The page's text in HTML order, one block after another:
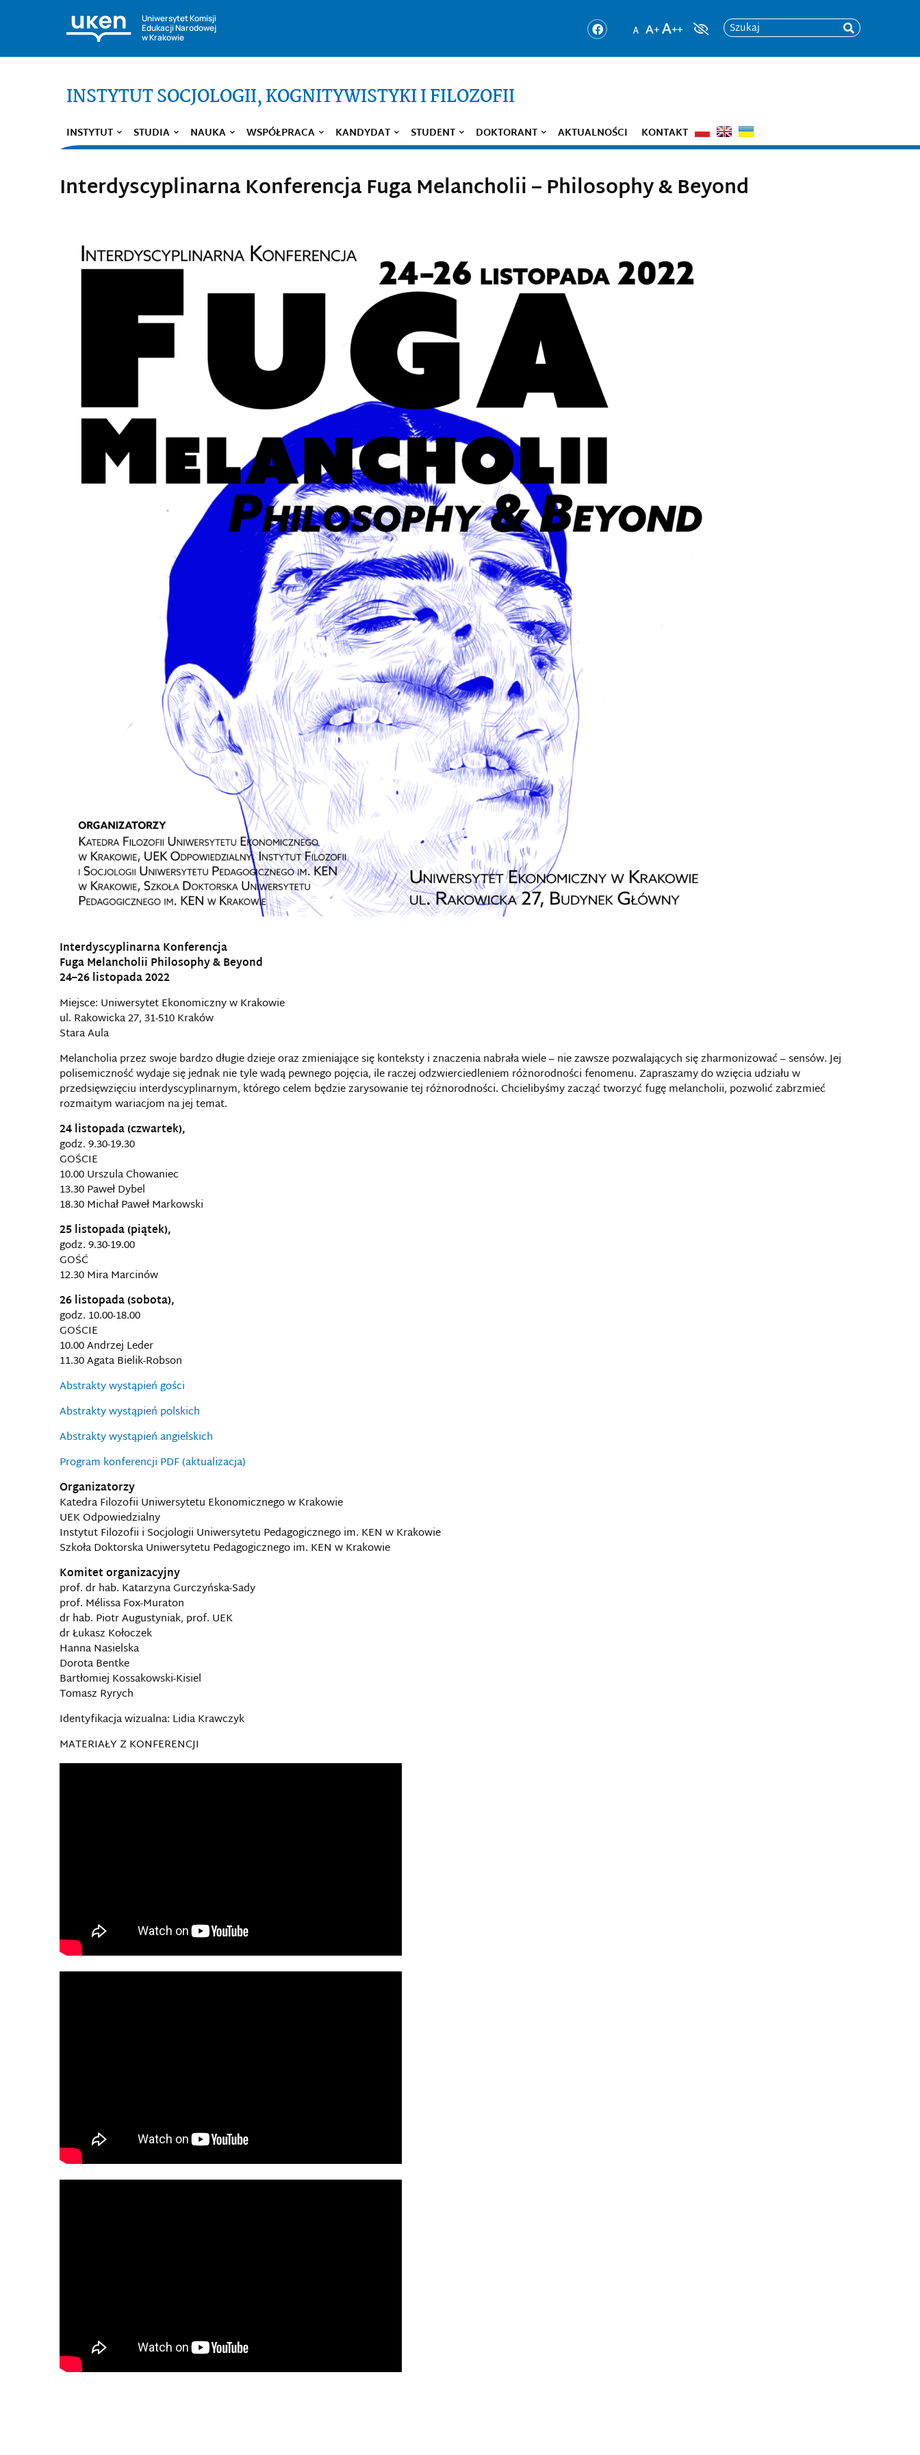
Uniwersytet Komisji
Edukacji Narodowej
w Krakowie
Szukaj
INSTYTUT SOCJOLOGII, KOGNITYWISTYKI I FILOZOFII
INSTYTUT STUDIA NAUKA WSPÓŁPRACA KANDYDAT STUDENT DOKTORANT AKTUALNOŚCI KONTAKT
Interdyscyplinarna Konferencja Fuga Melancholii – Philosophy & Beyond
Interdyscyplinarna Konferencja
Fuga Melancholii Philosophy & Beyond
24–26 listopada 2022
Miejsce: Uniwersytet Ekonomiczny w Krakowie
ul. Rakowicka 27, 31-510 Kraków
Stara Aula
Melancholia przez swoje bardzo długie dzieje oraz zmieniające się konteksty i znaczenia nabrała wiele – nie zawsze pozwalających się zharmonizować – sensów. Jej
polisemiczność wydaje się jednak nie tyle wadą pewnego pojęcia, ile raczej odzwierciedleniem różnorodności fenomenu. Zapraszamy do wzięcia udziału w
przedsięwzięciu interdyscyplinarnym, którego celem będzie zarysowanie tej różnorodności. Chcielibyśmy zacząć tworzyć fugę melancholii, pozwolić zabrzmieć
rozmaitym wariacjom na jej temat.
24 listopada (czwartek),
godz. 9.30-19.30
GOŚCIE
10.00 Urszula Chowaniec
13.30 Paweł Dybel
18.30 Michał Paweł Markowski
25 listopada (piątek),
godz. 9.30-19.00
GOŚĆ
12.30 Mira Marcinów
26 listopada (sobota),
godz. 10.00-18.00
GOŚCIE
10.00 Andrzej Leder
11.30 Agata Bielik-Robson
Abstrakty wystąpień gości
Abstrakty wystąpień polskich
Abstrakty wystąpień angielskich
Program konferencji PDF (aktualizacja)
Organizatorzy
Katedra Filozofii Uniwersytetu Ekonomicznego w Krakowie
UEK Odpowiedzialny
Instytut Filozofii i Socjologii Uniwersytetu Pedagogicznego im. KEN w Krakowie
Szkoła Doktorska Uniwersytetu Pedagogicznego im. KEN w Krakowie
Komitet organizacyjny
prof. dr hab. Katarzyna Gurczyńska-Sady
prof. Mélissa Fox-Muraton
dr hab. Piotr Augustyniak, prof. UEK
dr Łukasz Kołoczek
Hanna Nasielska
Dorota Bentke
Bartłomiej Kossakowski-Kisiel
Tomasz Ryrych
Identyfikacja wizualna: Lidia Krawczyk
MATERIAŁY Z KONFERENCJI